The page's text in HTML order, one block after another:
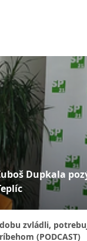
Dupkala
zvládli,
(PODCAST)